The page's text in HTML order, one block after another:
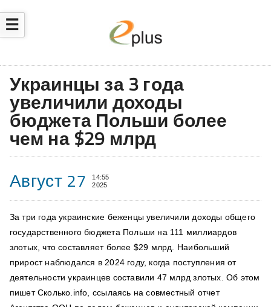
☰
Украинцы за 3 года
увеличили доходы
бюджета Польши более
чем на $29 млрд
Август 27
14:55
2025
За три года украинские беженцы увеличили доходы общего
государственного бюджета Польши на 111 миллиардов
злотых, что составляет более $29 млрд. Наибольший
прирост наблюдался в 2024 году, когда поступления от
деятельности украинцев составили 47 млрд злотых. Об этом
пишет Сколько.info, ссылаясь на совместный отчет